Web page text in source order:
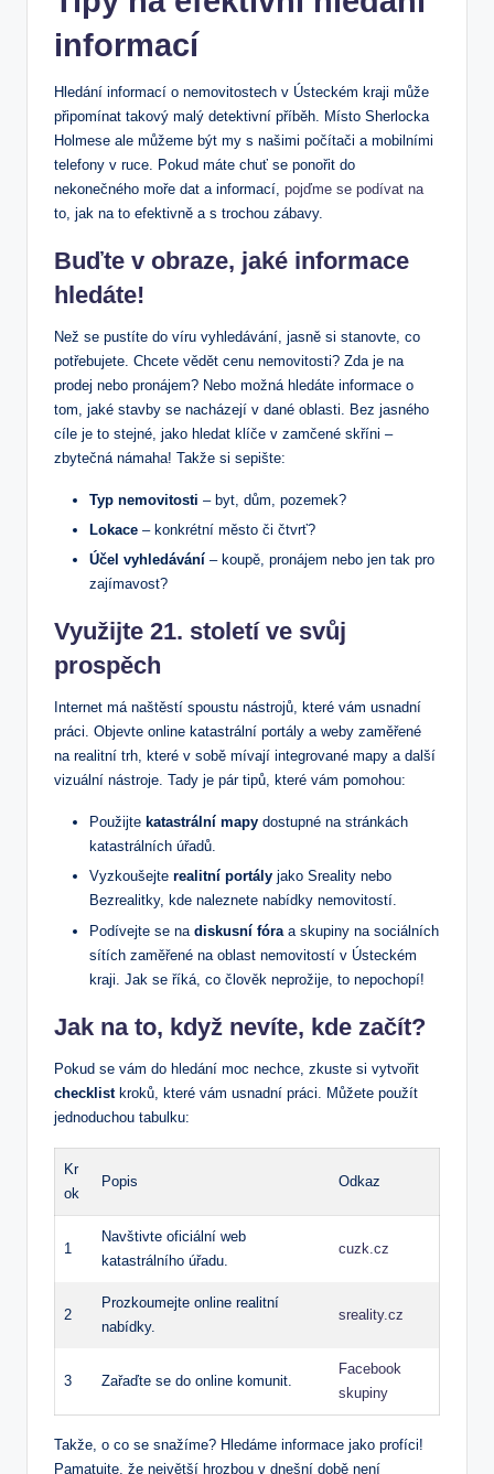
informací
Hledání informací o nemovitostech v Ústeckém kraji může
připomínat takový malý detektivní příběh. Místo Sherlocka
Holmese ale můžeme být my s našimi počítači a mobilními
telefony v ruce. Pokud máte chuť se ponořit do
nekonečného moře dat a informací, pojďme se podívat na
to, jak na to efektivně a s trochou zábavy.
Buďte v obraze, jaké informace
hledáte!
Než se pustíte do víru vyhledávání, jasně si stanovte, co
potřebujete. Chcete vědět cenu nemovitosti? Zda je na
prodej nebo pronájem? Nebo možná hledáte informace o
tom, jaké stavby se nacházejí v dané oblasti. Bez jasného
cíle je to stejné, jako hledat klíče v zamčené skříni –
zbytečná námaha! Takže si sepište:
Typ nemovitosti – byt, dům, pozemek?
Lokace – konkrétní město či čtvrť?
Účel vyhledávání – koupě, pronájem nebo jen tak pro
zajímavost?
Využijte 21. století ve svůj
prospěch
Internet má naštěstí spoustu nástrojů, které vám usnadní
práci. Objevte online katastrální portály a weby zaměřené
na realitní trh, které v sobě mívají integrované mapy a další
vizuální nástroje. Tady je pár tipů, které vám pomohou:
Použijte katastrální mapy dostupné na stránkách
katastrálních úřadů.
Vyzkoušejte realitní portály jako Sreality nebo
Bezrealitky, kde naleznete nabídky nemovitostí.
Podívejte se na diskusní fóra a skupiny na sociálních
sítích zaměřené na oblast nemovitostí v Ústeckém
kraji. Jak se říká, co člověk neprožije, to nepochopí!
Jak na to, když nevíte, kde začít?
Pokud se vám do hledání moc nechce, zkuste si vytvořit
checklistkroků, které vám usnadní práci. Můžete použít
jednoduchou tabulku:
Kr
ok
Popis Odkaz
1
Navštivte oficiální web
katastrálního úřadu.
cuzk.cz
2
Prozkoumejte online realitní
nabídky.
sreality.cz
3 Zařaďte se do online komunit.
Facebook
skupiny
Takže, o co se snažíme? Hledáme informace jako profíci!
Pamatujte, že největší hrozbou v dnešní době není